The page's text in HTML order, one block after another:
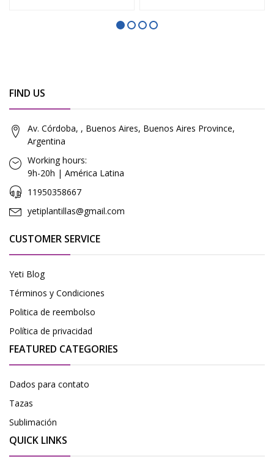
FIND US
Av. Córdoba, , Buenos Aires, Buenos Aires Province,
Argentina
Working hours:
9h-20h | América Latina
11950358667
yetiplantillas@gmail.com
CUSTOMER SERVICE
Yeti Blog
Términos y Condiciones
Politica de reembolso
Política de privacidad
FEATURED CATEGORIES
Dados para contato
Tazas
Sublimación
QUICK LINKS